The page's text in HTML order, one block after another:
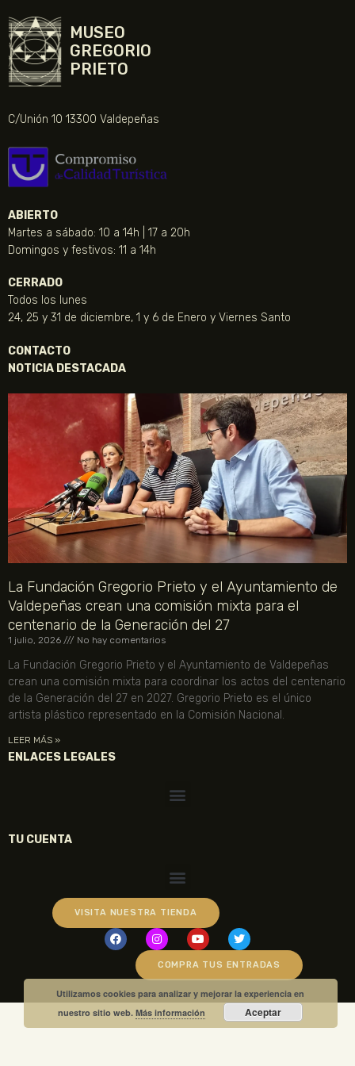
MUSEO
GREGORIO
PRIETO
C/Unión 10 13300 Valdepeñas
ABIERTO
Martes a sábado: 10 a 14h | 17 a 20h
Domingos y festivos: 11 a 14h
CERRADO
Todos los lunes
24, 25 y 31 de diciembre, 1 y 6 de Enero y Viernes Santo
CONTACTO
NOTICIA DESTACADA
La Fundación Gregorio Prieto y el Ayuntamiento de
Valdepeñas crean una comisión mixta para el
centenario de la Generación del 27
1 julio, 2026 No hay comentarios
La Fundación Gregorio Prieto y el Ayuntamiento de Valdepeñas
crean una comisión mixta para coordinar los actos del centenario
de la Generación del 27 en 2027. Gregorio Prieto es el único
artista plástico representado en la Comisión Nacional.
LEER MÁS »
ENLACES LEGALES
TU CUENTA
VISITA NUESTRA TIENDA
COMPRA TUS ENTRADAS
Utilizamos cookies para analizar y mejorar la experiencia en
nuestro sitio web.Más información Aceptar